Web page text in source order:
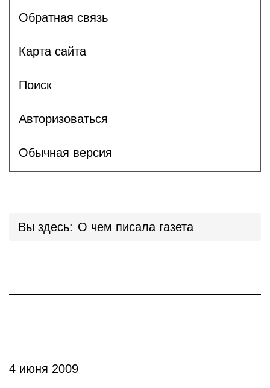
Обратная связь
Карта сайта
Поиск
Авторизоваться
Обычная версия
Вы здесь: О чем писала газета
4 июня 2009